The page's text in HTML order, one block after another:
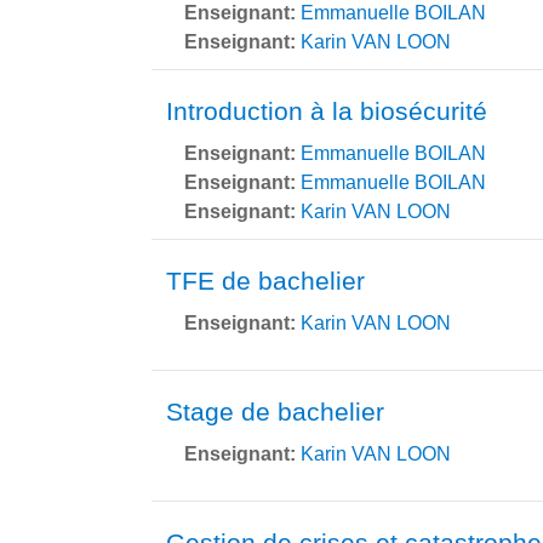
Enseignant: Emmanuelle BOILAN
Enseignant: Karin VAN LOON
Introduction à la biosécurité
Enseignant: Emmanuelle BOILAN
Enseignant: Emmanuelle BOILAN
Enseignant: Karin VAN LOON
TFE de bachelier
Enseignant: Karin VAN LOON
Stage de bachelier
Enseignant: Karin VAN LOON